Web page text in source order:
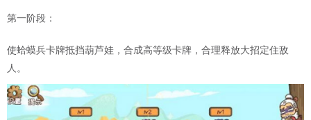
第一阶段：
使蛤蟆兵卡牌抵挡葫芦娃，合成高等级卡牌，合理释放大招定住敌
人。